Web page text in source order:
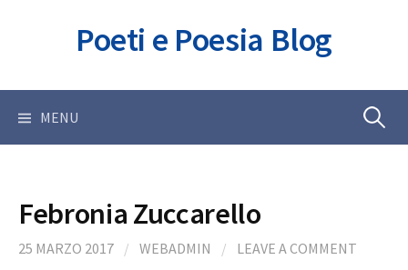
Poeti e Poesia Blog
MENU Ricerca
Febronia Zuccarello
25 MARZO 2017 / WEBADMIN / LEAVE A COMMENT